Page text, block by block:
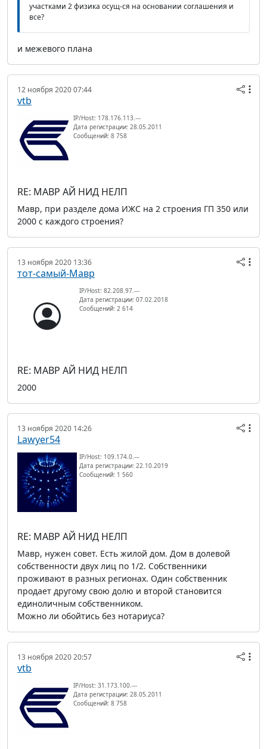
участками 2 физика осущ-ся на основании соглашения и
все?
и межевого плана
12 ноября 2020 07:44
vtb
IP/Host: 178.176.113.---
Дата регистрации: 28.05.2011
Сообщений: 8 758
RE: МАВР АЙ НИД НЕЛП
Мавр, при разделе дома ИЖС на 2 строения ГП 350 или
2000 с каждого строения?
13 ноября 2020 13:36
тот-самый-Мавр
IP/Host: 82.208.97.---
Дата регистрации: 07.02.2018
Сообщений: 2 614
RE: МАВР АЙ НИД НЕЛП
2000
13 ноября 2020 14:26
Lawyer54
IP/Host: 109.174.0.---
Дата регистрации: 22.10.2019
Сообщений: 1 560
RE: МАВР АЙ НИД НЕЛП
Мавр, нужен совет. Есть жилой дом. Дом в долевой
собственности двух лиц по 1/2. Собственники
проживают в разных регионах. Один собственник
продает другому свою долю и второй становится
единоличным собственником.
Можно ли обойтись без нотариуса?
13 ноября 2020 20:57
vtb
IP/Host: 31.173.100.---
Дата регистрации: 28.05.2011
Сообщений: 8 758